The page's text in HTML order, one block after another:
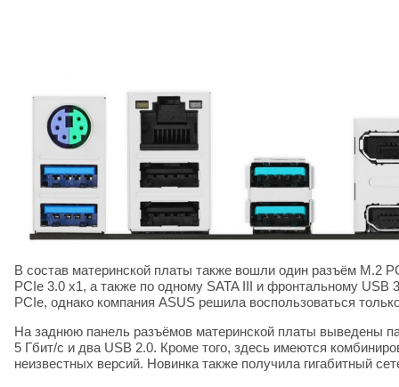
В состав материнской платы также вошли один разъём M.2
PCIe 3.0 x1, а также по одному SATA III и фронтальному
PCIe, однако компания ASUS решила воспользоваться
На заднюю панель разъёмов материнской платы выведены
5 Гбит/с и два USB 2.0. Кроме того, здесь имеются
неизвестных версий. Новинка также получила гигабитный